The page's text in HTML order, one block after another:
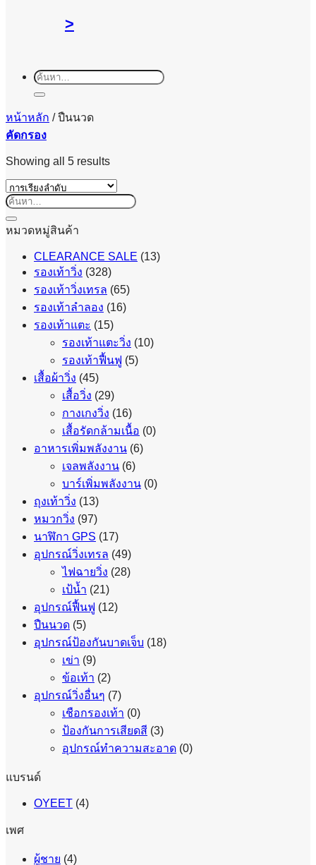
>
ค้นหา:
หน้าหลัก /ปืนนวด
คัดกรอง
Showing all 5 results
ค้นหา:
หมวดหมู่สินค้า
CLEARANCE SALE (13)
รองเท้าวิ่ง (328)
รองเท้าวิ่งเทรล (65)
รองเท้าลำลอง (16)
รองเท้าแตะ (15)
รองเท้าแตะวิ่ง (10)
รองเท้าฟื้นฟู (5)
เสื้อผ้าวิ่ง (45)
เสื้อวิ่ง (29)
กางเกงวิ่ง (16)
เสื้อรัดกล้ามเนื้อ (0)
อาหารเพิ่มพลังงาน (6)
เจลพลังงาน (6)
บาร์เพิ่มพลังงาน (0)
ถุงเท้าวิ่ง (13)
หมวกวิ่ง (97)
นาฬิกา GPS (17)
อุปกรณ์วิ่งเทรล (49)
ไฟฉายวิ่ง (28)
เป้น้ำ (21)
อุปกรณ์ฟื้นฟู (12)
ปืนนวด (5)
อุปกรณ์ป้องกันบาดเจ็บ (18)
เข่า (9)
ข้อเท้า (2)
อุปกรณ์วิ่งอื่นๆ (7)
เชือกรองเท้า (0)
ป้องกันการเสียดสี (3)
อุปกรณ์ทำความสะอาด (0)
แบรนด์
OYEET (4)
เพศ
ผู้ชาย (4)